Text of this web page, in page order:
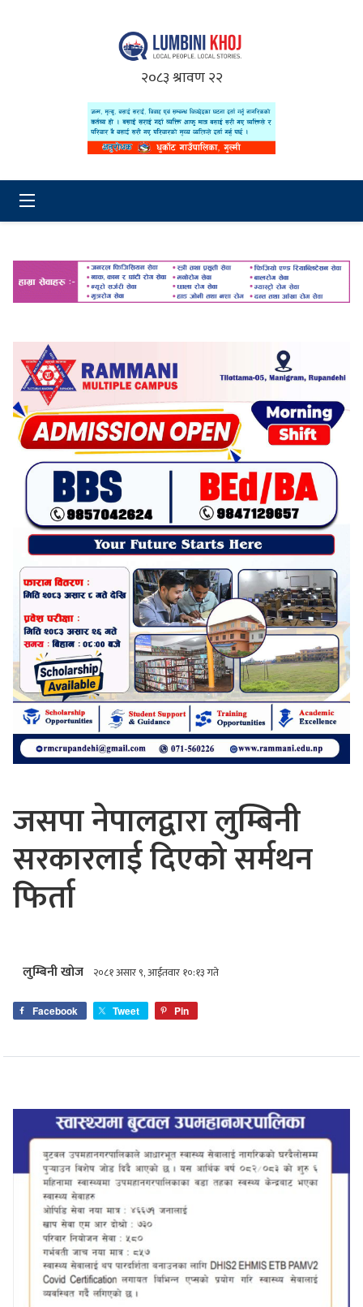
२०८३ श्रावण २२
जसपा नेपालद्वारा लुम्बिनी
सरकारलाई दिएको सर्मथन
फिर्ता
लुम्बिनी खोज २०८१ असार ९, आईतवार १०:१३ गते
Facebook Tweet Pin